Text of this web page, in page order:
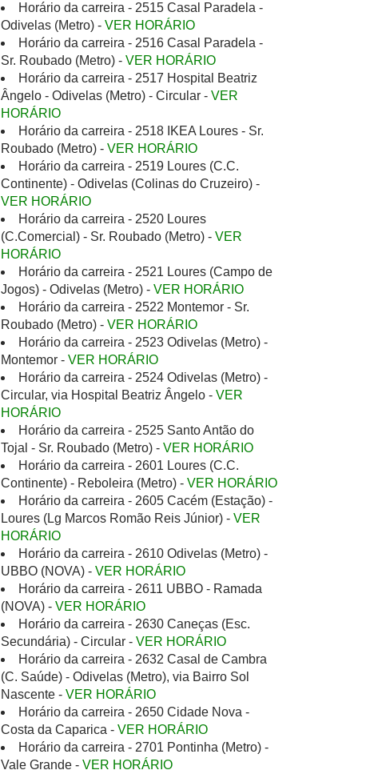
Horário da carreira - 2515 Casal Paradela -
Odivelas (Metro) - VER HORÁRIO
Horário da carreira - 2516 Casal Paradela -
Sr. Roubado (Metro) - VER HORÁRIO
Horário da carreira - 2517 Hospital Beatriz
Ângelo - Odivelas (Metro) - Circular - VER
HORÁRIO
Horário da carreira - 2518 IKEA Loures - Sr.
Roubado (Metro) - VER HORÁRIO
Horário da carreira - 2519 Loures (C.C.
Continente) - Odivelas (Colinas do Cruzeiro) -
VER HORÁRIO
Horário da carreira - 2520 Loures
(C.Comercial) - Sr. Roubado (Metro) - VER
HORÁRIO
Horário da carreira - 2521 Loures (Campo de
Jogos) - Odivelas (Metro) - VER HORÁRIO
Horário da carreira - 2522 Montemor - Sr.
Roubado (Metro) - VER HORÁRIO
Horário da carreira - 2523 Odivelas (Metro) -
Montemor - VER HORÁRIO
Horário da carreira - 2524 Odivelas (Metro) -
Circular, via Hospital Beatriz Ângelo - VER
HORÁRIO
Horário da carreira - 2525 Santo Antão do
Tojal - Sr. Roubado (Metro) - VER HORÁRIO
Horário da carreira - 2601 Loures (C.C.
Continente) - Reboleira (Metro) - VER HORÁRIO
Horário da carreira - 2605 Cacém (Estação) -
Loures (Lg Marcos Romão Reis Júnior) - VER
HORÁRIO
Horário da carreira - 2610 Odivelas (Metro) -
UBBO (NOVA) - VER HORÁRIO
Horário da carreira - 2611 UBBO - Ramada
(NOVA) - VER HORÁRIO
Horário da carreira - 2630 Caneças (Esc.
Secundária) - Circular - VER HORÁRIO
Horário da carreira - 2632 Casal de Cambra
(C. Saúde) - Odivelas (Metro), via Bairro Sol
Nascente - VER HORÁRIO
Horário da carreira - 2650 Cidade Nova -
Costa da Caparica - VER HORÁRIO
Horário da carreira - 2701 Pontinha (Metro) -
Vale Grande - VER HORÁRIO